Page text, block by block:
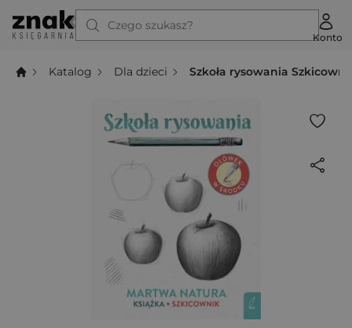
Czego szukasz?
Konto
Katalog Dla dzieci Szkoła rysowania